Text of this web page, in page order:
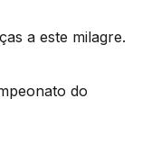
a este milagre.
do